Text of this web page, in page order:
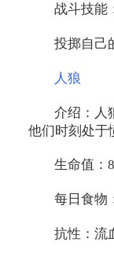
战斗技能
投掷自己
人狼
介绍：人
他们时刻处于
生命值：
每日食物
抗性：流